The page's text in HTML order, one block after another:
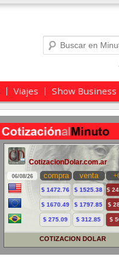
Buscar
Viajes Show Business
COTIZACION DOLAR